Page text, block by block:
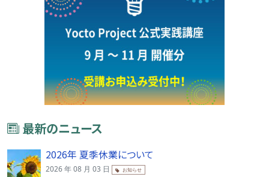
最新のニュース
2026年 夏季休業について
2026 年 08 月 03 日 お知らせ